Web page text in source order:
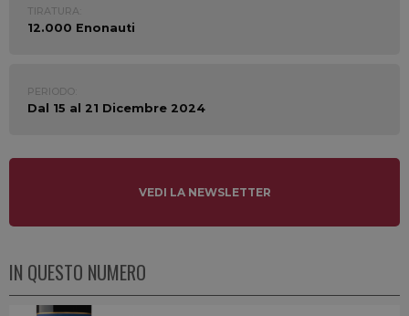
TIRATURA:
12.000 Enonauti
PERIODO:
Dal 15 al 21 Dicembre 2024
VEDI LA NEWSLETTER
IN QUESTO NUMERO